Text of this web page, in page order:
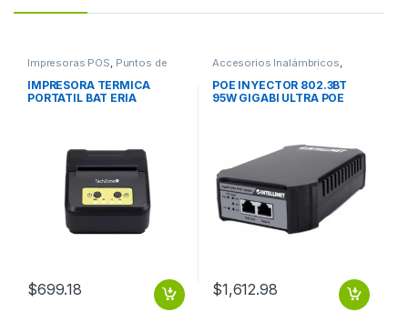
Impresoras POS Puntos de
Venta y Códigos de Barra
IMPRESORA TERMICA
PORTATIL BAT ERIA
$699.18
Accesorios Inalámbricos
Puntos de Venta y Códigos de
Barra
POE INYECTOR 802.3BT
95W GIGABI ULTRA POE
$1,612.98